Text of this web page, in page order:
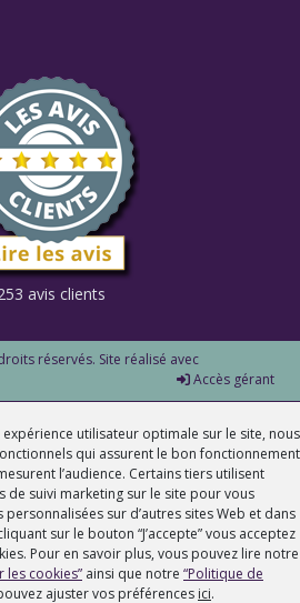
avis clients
réservés. Site réalisé avec
Accès gérant
utilisateur optimale sur le site, nous
qui assurent le bon fonctionnement
l’audience. Certains tiers utilisent
de suivi marketing sur le site pour vous
sur d’autres sites Web et dans
sur le bouton “J’accepte” vous acceptez
Pour en savoir plus, vous pouvez lire notre
les cookies” ainsi que notre “Politique de
ajuster vos préférences ici.